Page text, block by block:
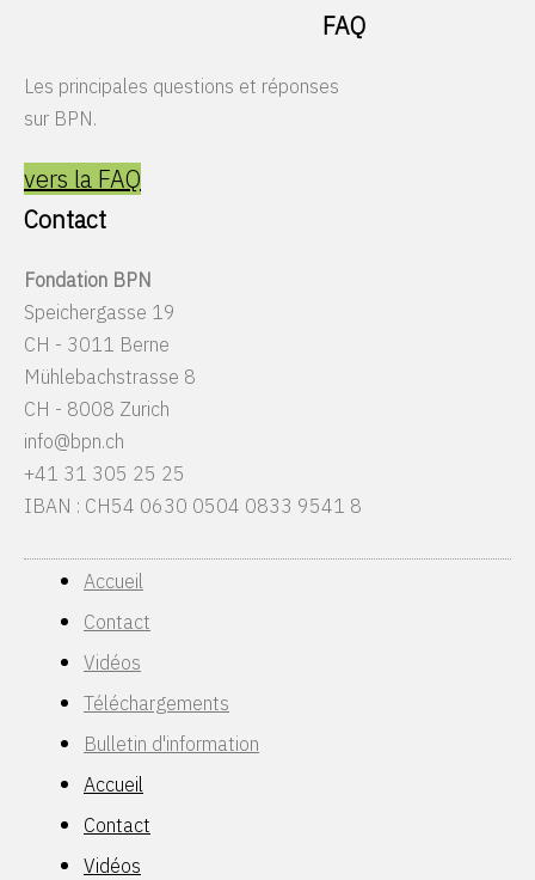
FAQ
Les principales questions et réponses
sur BPN.
vers la FAQ
Contact
Fondation BPN
Speichergasse 19
CH - 3011 Berne
Mühlebachstrasse 8
CH - 8008 Zurich
info@bpn.ch
+41 31 305 25 25
IBAN : CH54 0630 0504 0833 9541 8
Accueil
Contact
Vidéos
Téléchargements
Bulletin d'information
Accueil
Contact
Vidéos